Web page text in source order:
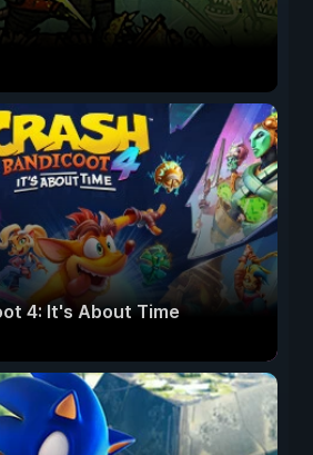
4: It's About Time